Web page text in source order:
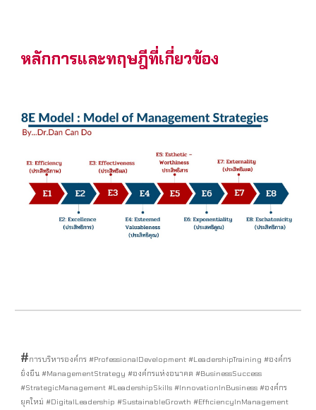
หลักการและทฤษฎีที่เกี่ยวข้อง
#การบริหารองค์กร #ProfessionalDevelopment #LeadershipTraining #องค์กร
ยั่งยืน #ManagementStrategy #องค์กรแห่งอนาคต #BusinessSuccess
#StrategicManagement #LeadershipSkills #InnovationInBusiness #องค์กร
ยุคใหม่ #DigitalLeadership #SustainableGrowth #EfficiencyInManagement